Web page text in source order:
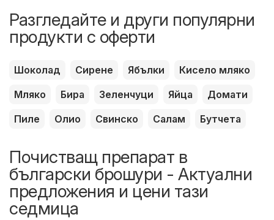
Разгледайте и други популярни
продукти с оферти
Шоколад Сирене Ябълки
Кисело мляко
Мляко
Бира Зеленчуци Яйца
Домати
Пиле
Олио Свинско Салам Бутчета
Почистващ препарат в
български брошури - Актуални
предложения и цени тази
седмица